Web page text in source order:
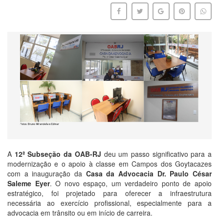
A 12ª Subseção da OAB-RJ deu um passo significativo para a
modernização e o apoio à classe em Campos dos Goytacazes
com a inauguração da Casa da Advocacia Dr. Paulo César
Saleme Eyer. O novo espaço, um verdadeiro ponto de apoio
estratégico, foi projetado para oferecer a infraestrutura
necessária ao exercício profissional, especialmente para a
advocacia em trânsito ou em início de carreira.